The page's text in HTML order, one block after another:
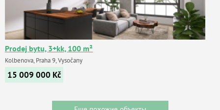
Prodej bytu, 3+kk, 100 m²
Kolbenova, Praha 9, Vysočany
15 009 000 Kč